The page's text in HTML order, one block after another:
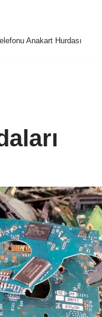
Anakart Hurdası